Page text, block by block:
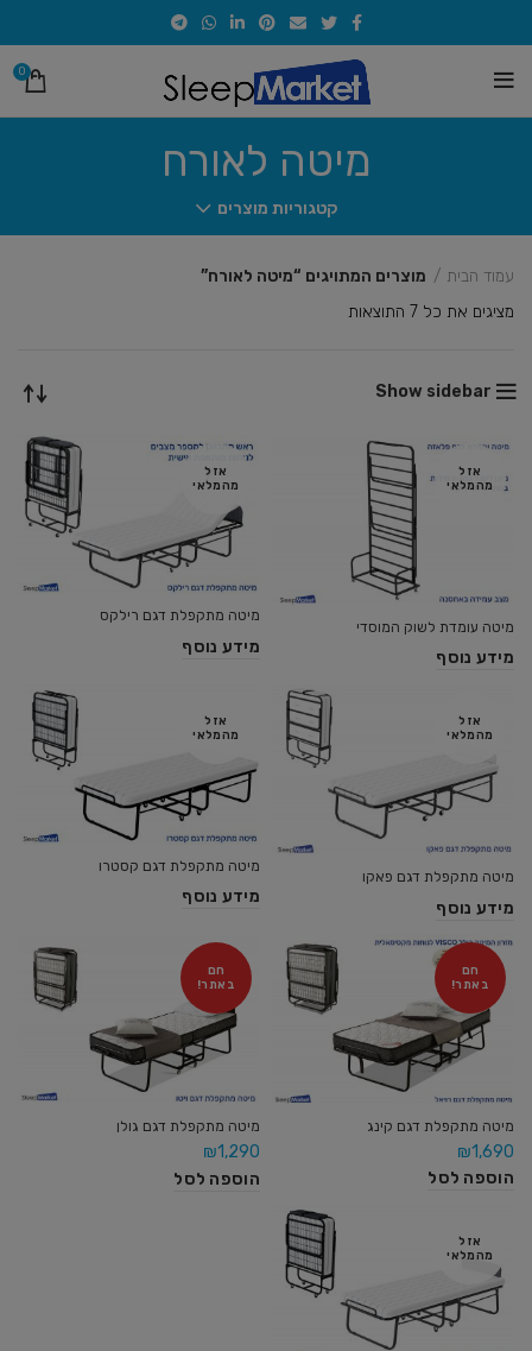
0
מיטה לאורח
קטגוריות מוצרים
עמוד הבית
מוצרים המתויגים “מיטה לאורח”
מציגים את כל ⁦7⁩ התוצאות
Show sidebar
אזל
מהמלאי
מיטה עומדת לשוק המוסדי
מידע נוסף
אזל
מהמלאי
מיטה מתקפלת דגם רילקס
מידע נוסף
אזל
מהמלאי
מיטה מתקפלת דגם פאקו
מידע נוסף
אזל
מהמלאי
מיטה מתקפלת דגם קסטרו
מידע נוסף
חם
באתר!
מיטה מתקפלת דגם קינג
₪1,690
הוספה לסל
חם
באתר!
מיטה מתקפלת דגם גולן
₪1,290
הוספה לסל
אזל
מהמלאי